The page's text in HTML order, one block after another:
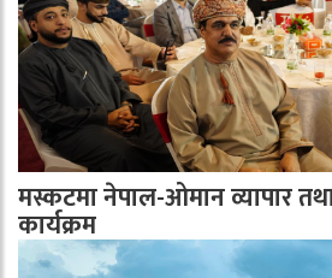
मस्कटमा नेपाल-ओमान व्यापार तथा
कार्यक्रम